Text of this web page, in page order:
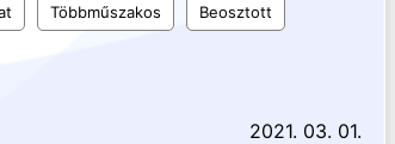
Többműszakos Beosztott
2021. 03. 01.